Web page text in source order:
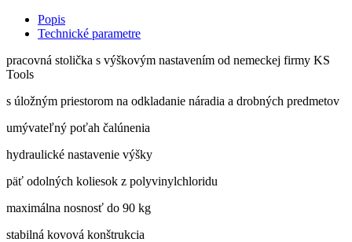
Popis
Technické parametre
pracovná stolička s výškovým nastavením od nemeckej firmy KS
Tools
s úložným priestorom na odkladanie náradia a drobných predmetov
umývateľný poťah čalúnenia
hydraulické nastavenie výšky
päť odolných koliesok z polyvinylchloridu
maximálna nosnosť do 90 kg
stabilná kovová konštrukcia